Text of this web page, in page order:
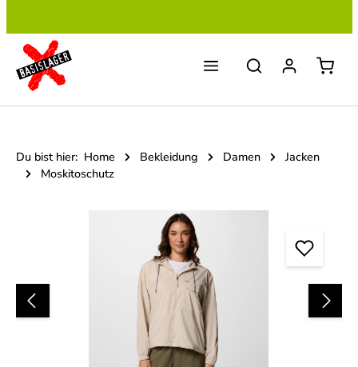
Du bist hier: Home Bekleidung Damen
Jacken
Moskitoschutz